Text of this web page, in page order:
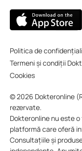
Politica de
Termeni și condiții
Cookies
© 2026 Dokteronline
rezervate.
Dokteronline nu este
platformă care oferă
Consultațiile și